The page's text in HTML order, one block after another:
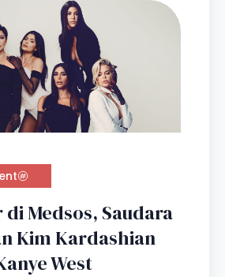
Medsos, Saudara
Kim Kardashian
West